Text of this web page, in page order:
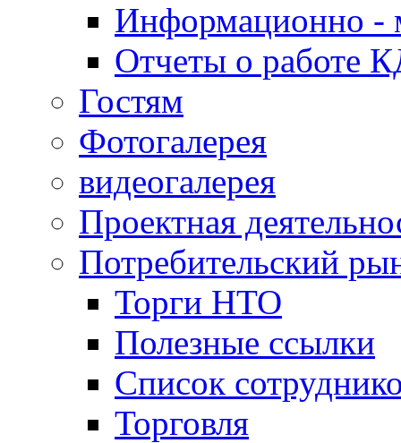
Информационно -
Отчеты о работе
Гостям
Фотогалерея
видеогалерея
Проектная
Потребительский
Торги НТО
Полезные ссылки
Список
Торговля